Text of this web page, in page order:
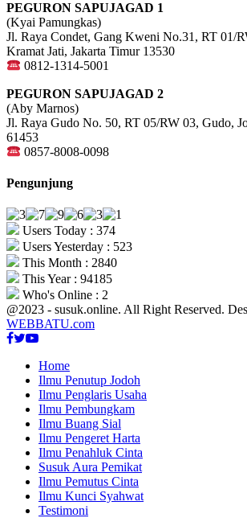
PEGURON SAPUJAGAD 1
(Kyai Pamungkas)
Jl. Raya Condet, Gang Kweni No.31, RT 01/
Kramat Jati, Jakarta Timur 13530
0812-1314-5001
PEGURON SAPUJAGAD 2
(Aby Marnos)
Jl. Raya Gudo No. 50, RT 05/RW 03, Gudo,
61453
0857-8008-0098
Pengunjung
Users Today : 374
Users Yesterday : 523
This Month : 2840
This Year : 94185
Who's Online : 2
@2023 - susuk.online. All Right Reserved.
WEBBATU.com
Facebook
Twitter
Youtube
Home
Ilmu Penutup Jodoh
Ilmu Penglaris Usaha
Ilmu Pembungkam
Ilmu Buang Sial
Ilmu Pengeret Harta
Ilmu Penahluk Cinta
Susuk Aura Pemikat
Ilmu Pemutus Cinta
Ilmu Kunci Syahwat
Testimoni